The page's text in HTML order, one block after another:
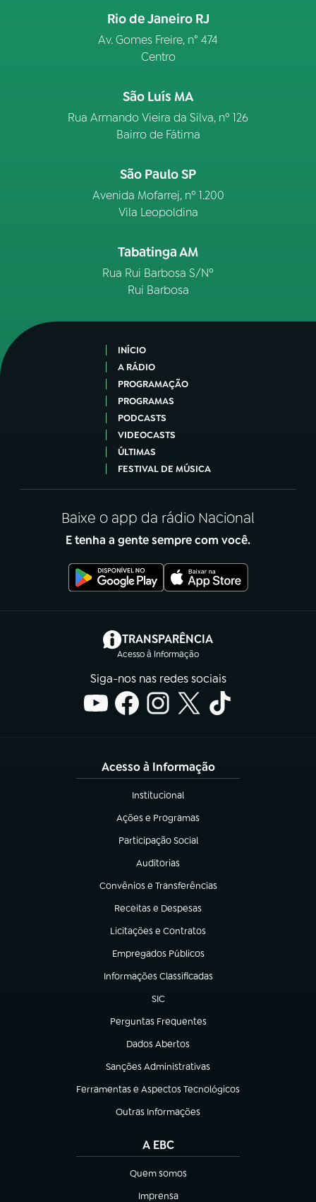
Rio de Janeiro RJ
Av. Gomes Freire, n° 474
Centro
São Luís MA
Rua Armando Vieira da Silva, nº 126
Bairro de Fátima
São Paulo SP
Avenida Mofarrej, nº 1.200
Vila Leopoldina
Tabatinga AM
Rua Rui Barbosa S/Nº
Rui Barbosa
INÍCIO
A RÁDIO
PROGRAMAÇÃO
PROGRAMAS
PODCASTS
VIDEOCASTS
ÚLTIMAS
FESTIVAL DE MÚSICA
Baixe o app da rádio Nacional
E tenha a gente sempre com você.
TRANSPARÊNCIA
Acesso à Informação
(abre em nova aba)
Siga-nos nas redes sociais
Acesso à Informação
Institucional
(abre em nova aba)
Ações e Programas
(abre em nova aba)
Participação Social
(abre em nova aba)
Auditorias
(abre em nova aba)
Convênios e Transferências
(abre em nova aba)
Receitas e Despesas
(abre em nova aba)
Licitações e Contratos
(abre em nova aba)
Empregados Públicos
(abre em nova aba)
Informações Classificadas
(abre em nova aba)
SIC
(abre em nova aba)
Perguntas Frequentes
(abre em nova aba)
Dados Abertos
(abre em nova aba)
Sanções Administrativas
(abre em nova aba)
Ferramentas e Aspectos Tecnológicos
(abre em nova aba)
Outras Informações
(abre em nova aba)
A EBC
Quem somos
(abre em nova aba)
Imprensa